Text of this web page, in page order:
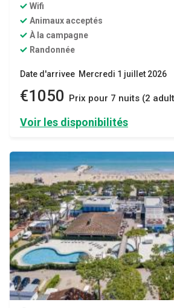
Wifi
Animaux acceptés
À la campagne
Randonnée
Date d'arrivee Mercredi 1 juillet 2026
€1050 Prix ​​pour 7 nuits (2
Voir les disponibilités